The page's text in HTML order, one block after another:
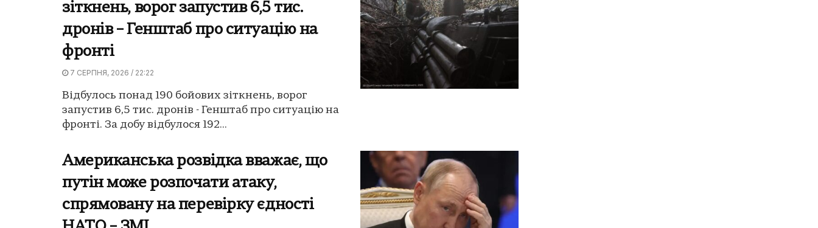
зіткнень, ворог запустив 6,5 тис.
дронів – Генштаб про ситуацію на
фронті
7 СЕРПНЯ, 2026 / 22:22
Відбулось понад 190 бойових зіткнень, ворог
запустив 6,5 тис. дронів - Генштаб про ситуацію на
фронті. За добу відбулося 192...
Американська розвідка вважає, що
путін може розпочати атаку,
спрямовану на перевірку єдності